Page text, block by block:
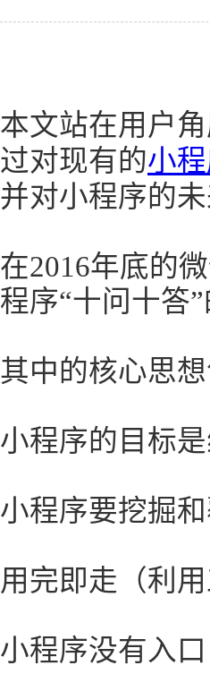
本文站在用户
过对现有的小
并对小程序的
在2016年底的
程序“十问十答
其中的核心思想
小程序的目标
小程序要挖掘
用完即走（利
小程序没有入